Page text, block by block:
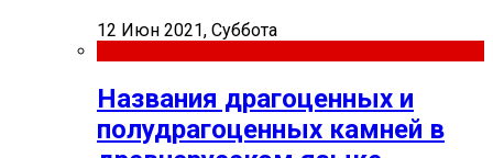
12 Июн 2021, Суббота
Названия драгоценных и
полудрагоценных камней в